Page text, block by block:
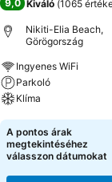
9,0 Kiváló (1065
Nikiti-Elia Beach,
Görögország
Ingyenes WiFi
Parkoló
Klíma
Árak megjelenítése
A pontos árak
megtekintéséhez
válasszon dátumokat